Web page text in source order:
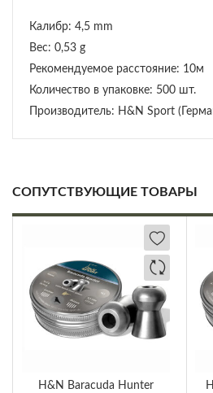
Калибр: 4,5 mm
Вес: 0,53 g
Рекомендуемое расстояние: 10м
Количество в упаковке: 500 шт.
Производитель: H&N Sport
СОПУТСТВУЮЩИЕ ТОВАРЫ
H&N Baracuda Hunter